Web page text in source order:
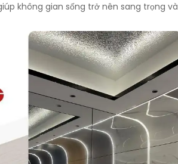
không gian sống trở nên sang trọng và